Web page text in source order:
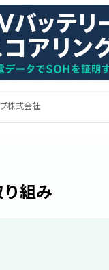
株式会社
組み